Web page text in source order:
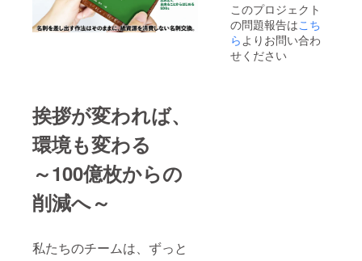
挨拶が変われば、
環境も変わる
～100億枚からの
削減へ～
私たちのチームは、ずっと
（役職
など）
につき
まして
はカー
このプロジェクト
の問題報告はこち
らよりお問い合わ
せください